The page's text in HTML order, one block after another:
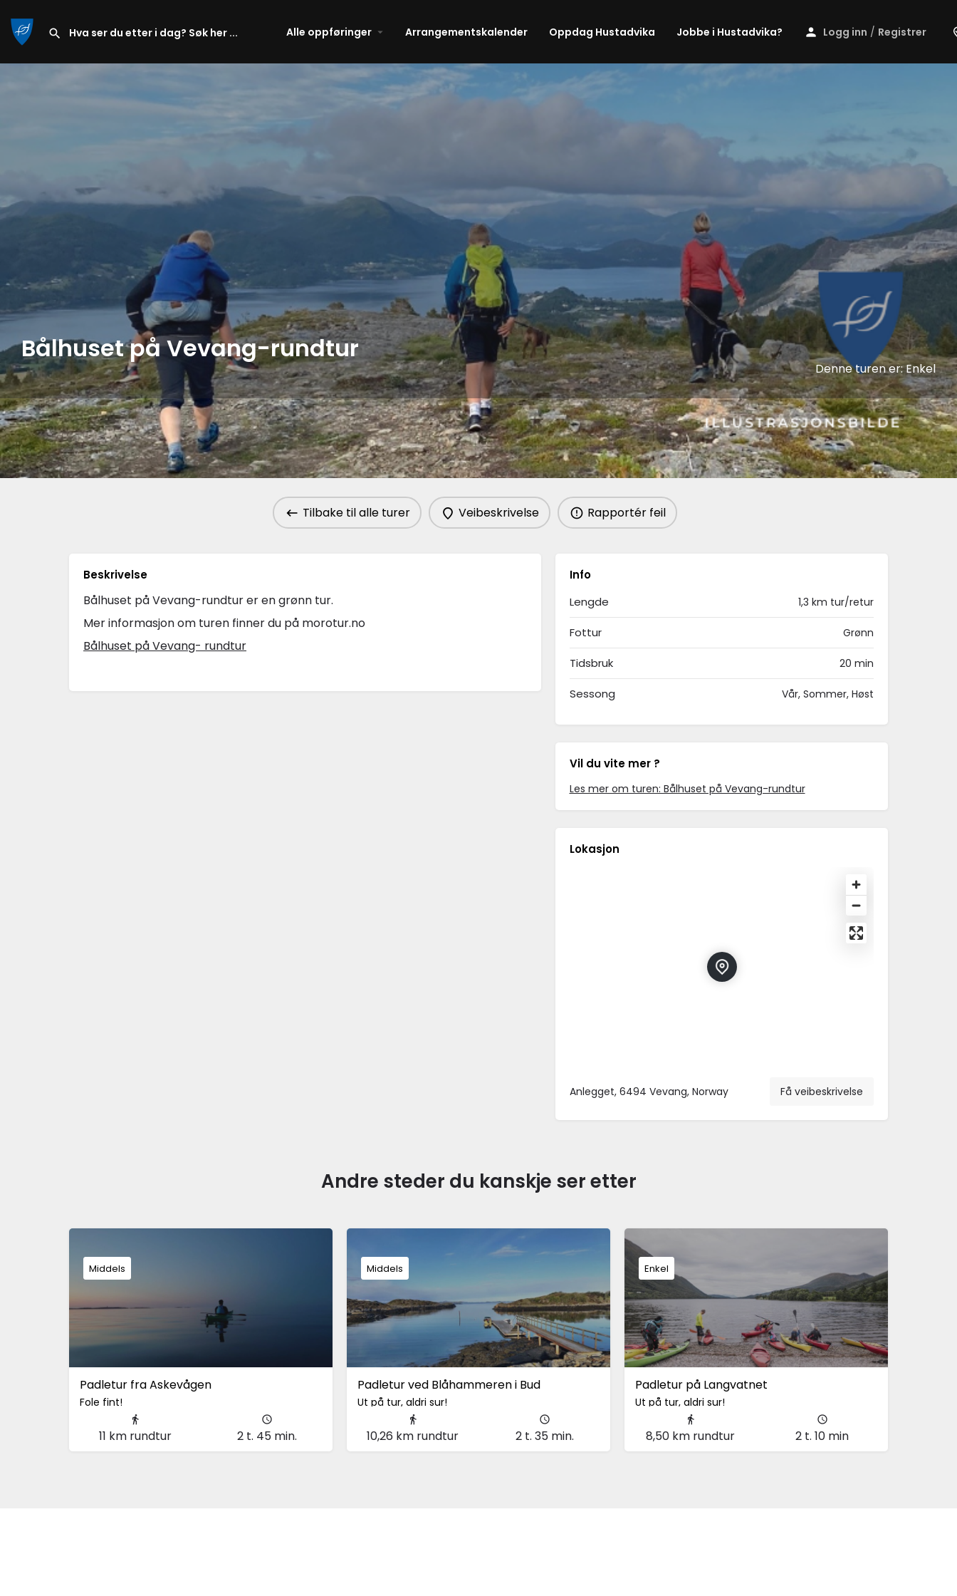
Alle oppføringer Arrangementskalender Oppdag Hustadvika Jobbe i Hustadvika? Logg inn / Registrer
Bålhuset på Vevang-rundtur
Denne turen er:Enkel
Informasjon om turen
Tilbake til alle turer Veibeskrivelse Rapportér feil
Beskrivelse
Bålhuset på Vevang-rundtur er en grønn tur.
Mer informasjon om turen finner du på morotur.no
Bålhuset på Vevang- rundtur
Info
Lengde
1,3 km tur/retur
Fottur Grønn
Tidsbruk 20 min
Sessong Vår, Sommer, Høst
Vil du vite mer ?
Les mer om turen: Bålhuset på Vevang-rundtur
Lokasjon
Anlegget, 6494 Vevang, Norway Få veibeskrivelse
Andre steder du kanskje ser etter
Padletur fra Askevågen
Fole fint!
Hustad
Middels
11 km rundtur 2 t. 45 min.
Padletur ved Blåhammeren i Bud
Ut på tur, aldri sur!
Middels
10,26 km rundtur 2 t. 35 min.
Padletur på Langvatnet
Ut på tur, aldri sur!
Elnesvågen
Enkel
8,50 km rundtur 2 t. 10 min